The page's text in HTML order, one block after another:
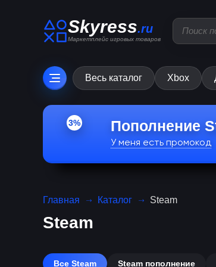
Skyress.ru
Маркетплейс игровых товаров
Весь каталог Xbox
3% Пополнение
У меня есть промокод
Главная Каталог Steam
Steam
Все Steam Steam пополнение